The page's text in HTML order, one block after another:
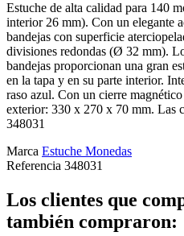
Estuche de alta calidad para 140
interior 26 mm). Con un elegante
bandejas con superficie
divisiones redondas (Ø 32 mm).
bandejas proporcionan una gran
en la tapa y en su parte interior.
raso azul. Con un cierre
exterior: 330 x 270 x 70 mm. Las
348031
Marca Estuche Monedas
Referencia 348031
Los clientes que
también compraron: